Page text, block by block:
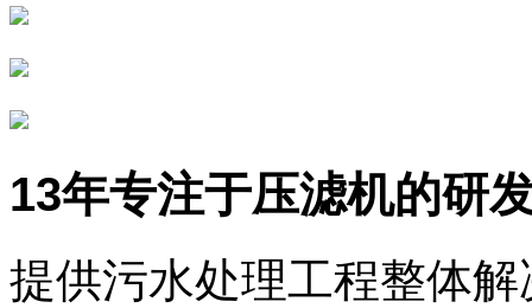
13年专注于压滤机的研
提供污水处理工程整体解